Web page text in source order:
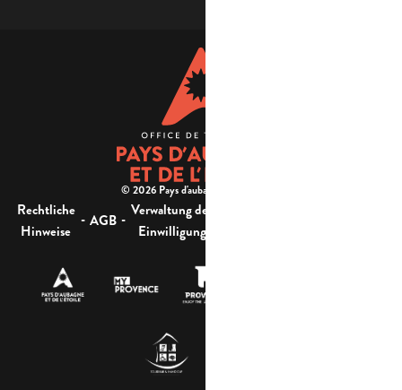
© 2026 Pays d'aubagne et de l'étoile -
Rechtliche
Hinweise
- AGB - Verwaltung der
Einwilligung